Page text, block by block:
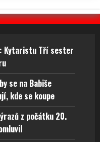
Kytaristu Tří sester
se na Babiše
kde se koupe
z počátku 20.